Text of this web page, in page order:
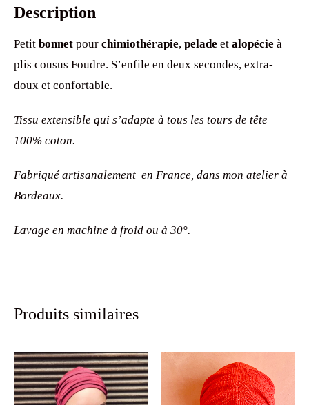
Description
Petit bonnet pour chimiothérapie, pelade et alopécie à
plis cousus Foudre. S’enfile en deux secondes, extra-
doux et confortable.
Tissu extensible qui s’adapte à tous les tours de tête
100% coton.
Fabriqué artisanalement en France, dans mon atelier à
Bordeaux.
Lavage en machine à froid ou à 30°.
Produits similaires